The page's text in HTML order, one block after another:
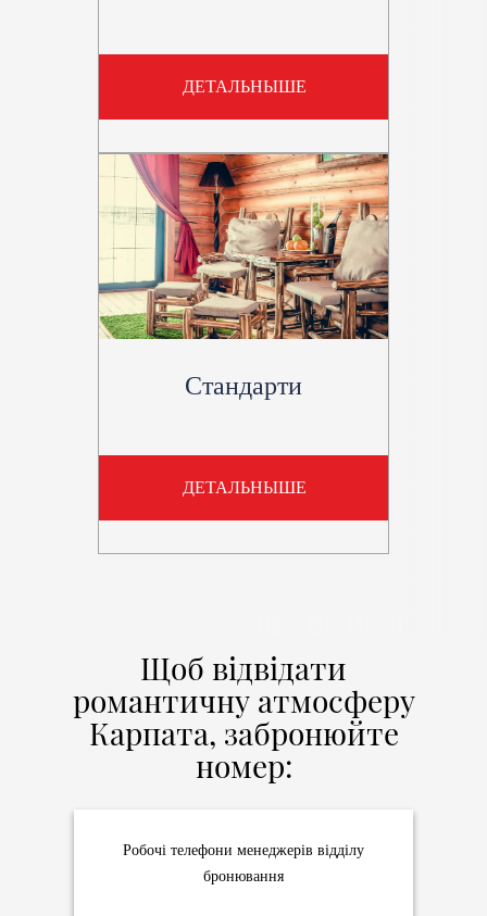
ДЕТАЛЬНЫШЕ
Стандарти
ДЕТАЛЬНЫШЕ
Щоб відвідати
романтичну атмосферу
Карпата, забронюйте
номер:
Робочі телефони менеджерів відділу
бронювання